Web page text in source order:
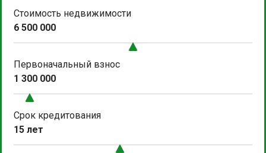
Стоимость недвижимости
6 500 000
Первоначальный взнос
1 300 000
Срок кредитования
15 лет